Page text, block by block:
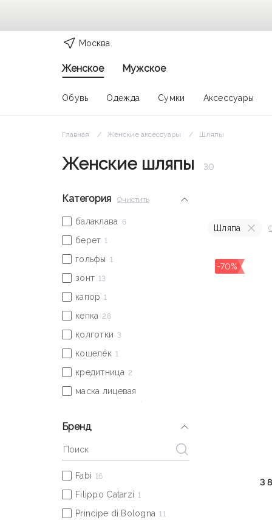
Главная Женские аксессуары Шляпы
Женские шляпы 30
Шляпа
-70%
3
Категория Очистить
Бренд
Москва
Женское Мужское
Обувь Одежда Сумки Аксессуары